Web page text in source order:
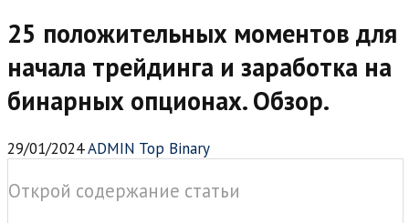
25 положительных моментов для
начала трейдинга и заработка на
бинарных опционах. Обзор.
29/01/2024ADMIN Top Binary
Открой содержание статьи